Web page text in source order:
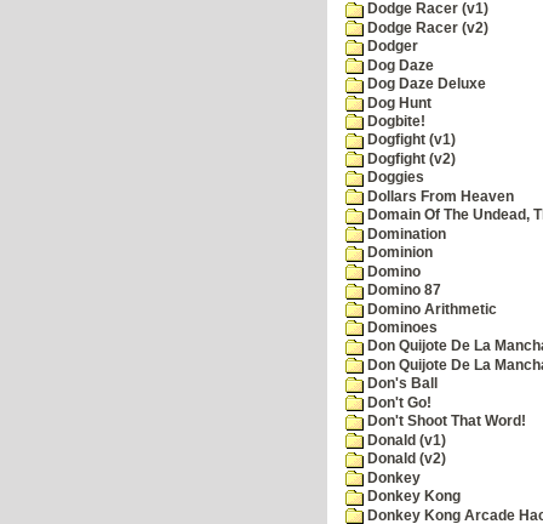
Dodge Racer (v1)
Dodge Racer (v2)
Dodger
Dog Daze
Dog Daze Deluxe
Dog Hunt
Dogbite!
Dogfight (v1)
Dogfight (v2)
Doggies
Dollars From Heaven
Domain Of The Undead,
Domination
Dominion
Domino
Domino 87
Domino Arithmetic
Dominoes
Don Quijote De La
Don Quijote De La
Don's Ball
Don't Go!
Don't Shoot That Word!
Donald (v1)
Donald (v2)
Donkey
Donkey Kong
Donkey Kong Arcade